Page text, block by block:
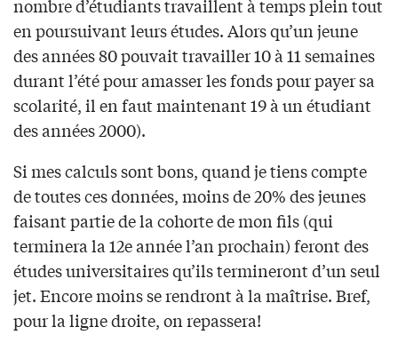
nombre d’étudiants travaillent à temps plein tout
en poursuivant leurs études. Alors qu’un jeune
des années 80 pouvait travailler 10 à 11 semaines
durant l’été pour amasser les fonds pour payer sa
scolarité, il en faut maintenant 19 à un étudiant
des années 2000).
Si mes calculs sont bons, quand je tiens compte
de toutes ces données, moins de 20% des jeunes
faisant partie de la cohorte de mon fils (qui
terminera la 12e année l’an prochain) feront des
études universitaires qu’ils termineront d’un seul
jet. Encore moins se rendront à la maîtrise. Bref,
pour la ligne droite, on repassera!